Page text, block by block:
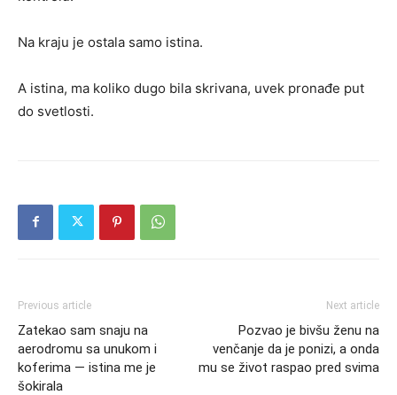
Na kraju je ostala samo istina.
A istina, ma koliko dugo bila skrivana, uvek pronađe put
do svetlosti.
Previous article
Zatekao sam snaju na
aerodromu sa unukom i
koferima — istina me je
šokirala
Next article
Pozvao je bivšu ženu na
venčanje da je ponizi, a onda
mu se život raspao pred svima